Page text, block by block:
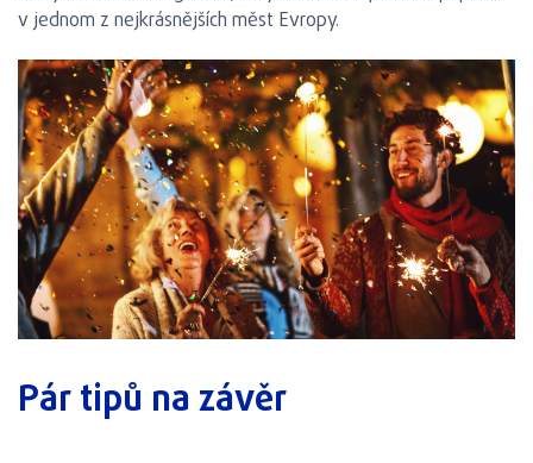
v jednom z nejkrásnějších měst Evropy.
Pár tipů na závěr